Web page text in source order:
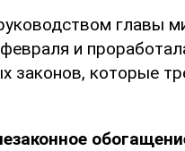
главы
и
законов, которые